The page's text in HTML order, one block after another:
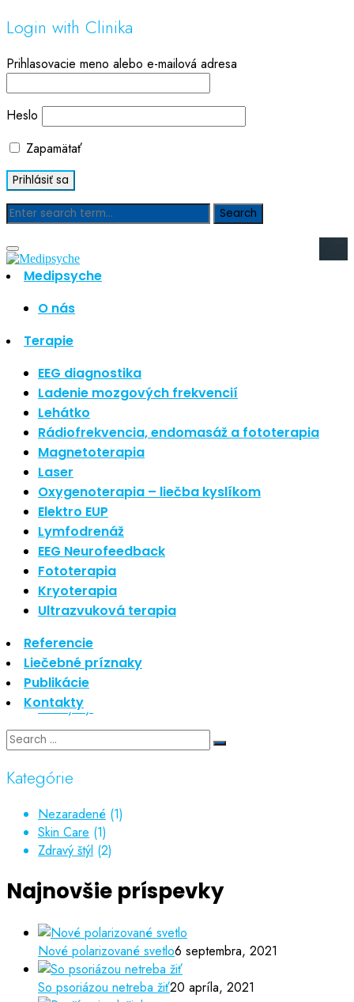
Login with Clinika
Prihlasovacie meno alebo e-mailová adresa
Heslo
Zapamätať
Medipsyche
O nás
Terapie
EEG diagnostika
Ladenie mozgových frekvencií
Lehátko
Rádiofrekvencia, endomasáž a fototerapia
Magnetoterapia
Laser
Oxygenoterapia – liečba kyslíkom
Elektro EUP
Lymfodrenáž
EEG Neurofeedback
Fototerapia
Kryoterapia
Ultrazvuková terapia
Referencie
Liečebné príznaky
Publikácie
Kontakty
Blog
Hľadať
Najnovšie články
Nové polarizované svetlo
So psoriázou netreba žiť
Rozšírenie služieb
Hudba a vývoj mozgu
Najnovšie komentáre
Žiadne komentáre na zobrazenie.
Archív
september 2021
apríl 2021
august 2020
Kategórie
Nezaradené
Skin Care
Zdravý štýl
Kategórie
Nezaradené (1)
Skin Care (1)
Zdravý štýl (2)
Najnovšie príspevky
Nové polarizované svetlo6 septembra, 2021
So psoriázou netreba žiť20 apríla, 2021